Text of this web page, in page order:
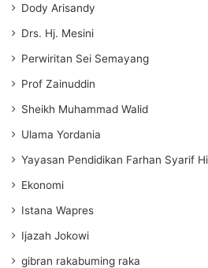
Dody Arisandy
Drs. Hj. Mesini
Perwiritan Sei Semayang
Prof Zainuddin
Sheikh Muhammad Walid
Ulama Yordania
Yayasan Pendidikan Farhan Syarif
Ekonomi
Istana Wapres
Ijazah Jokowi
gibran rakabuming raka